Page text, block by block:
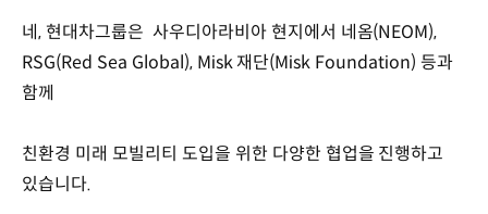
네, 현대차그룹은 사우디아라비아 현지에서 네옴(NEOM),
RSG(Red Sea Global), Misk 재단(Misk Foundation) 등과
함께
친환경 미래 모빌리티 도입을 위한 다양한 협업을 진행하고
있습니다.